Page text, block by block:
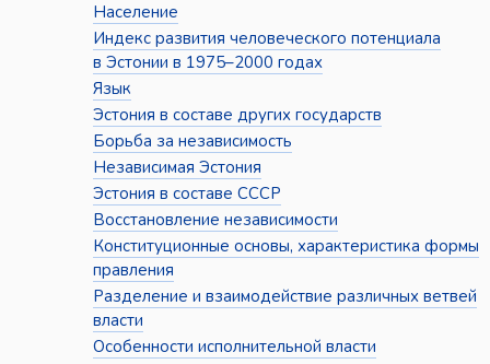
Население
Индекс развития человеческого потенциала
в Эстонии в 1975–2000 годах
Язык
Эстония в составе других государств
Борьба за независимость
Независимая Эстония
Эстония в составе СССР
Восстановление независимости
Конституционные основы, характеристика формы
правления
Разделение и взаимодействие различных ветвей
власти
Особенности исполнительной власти